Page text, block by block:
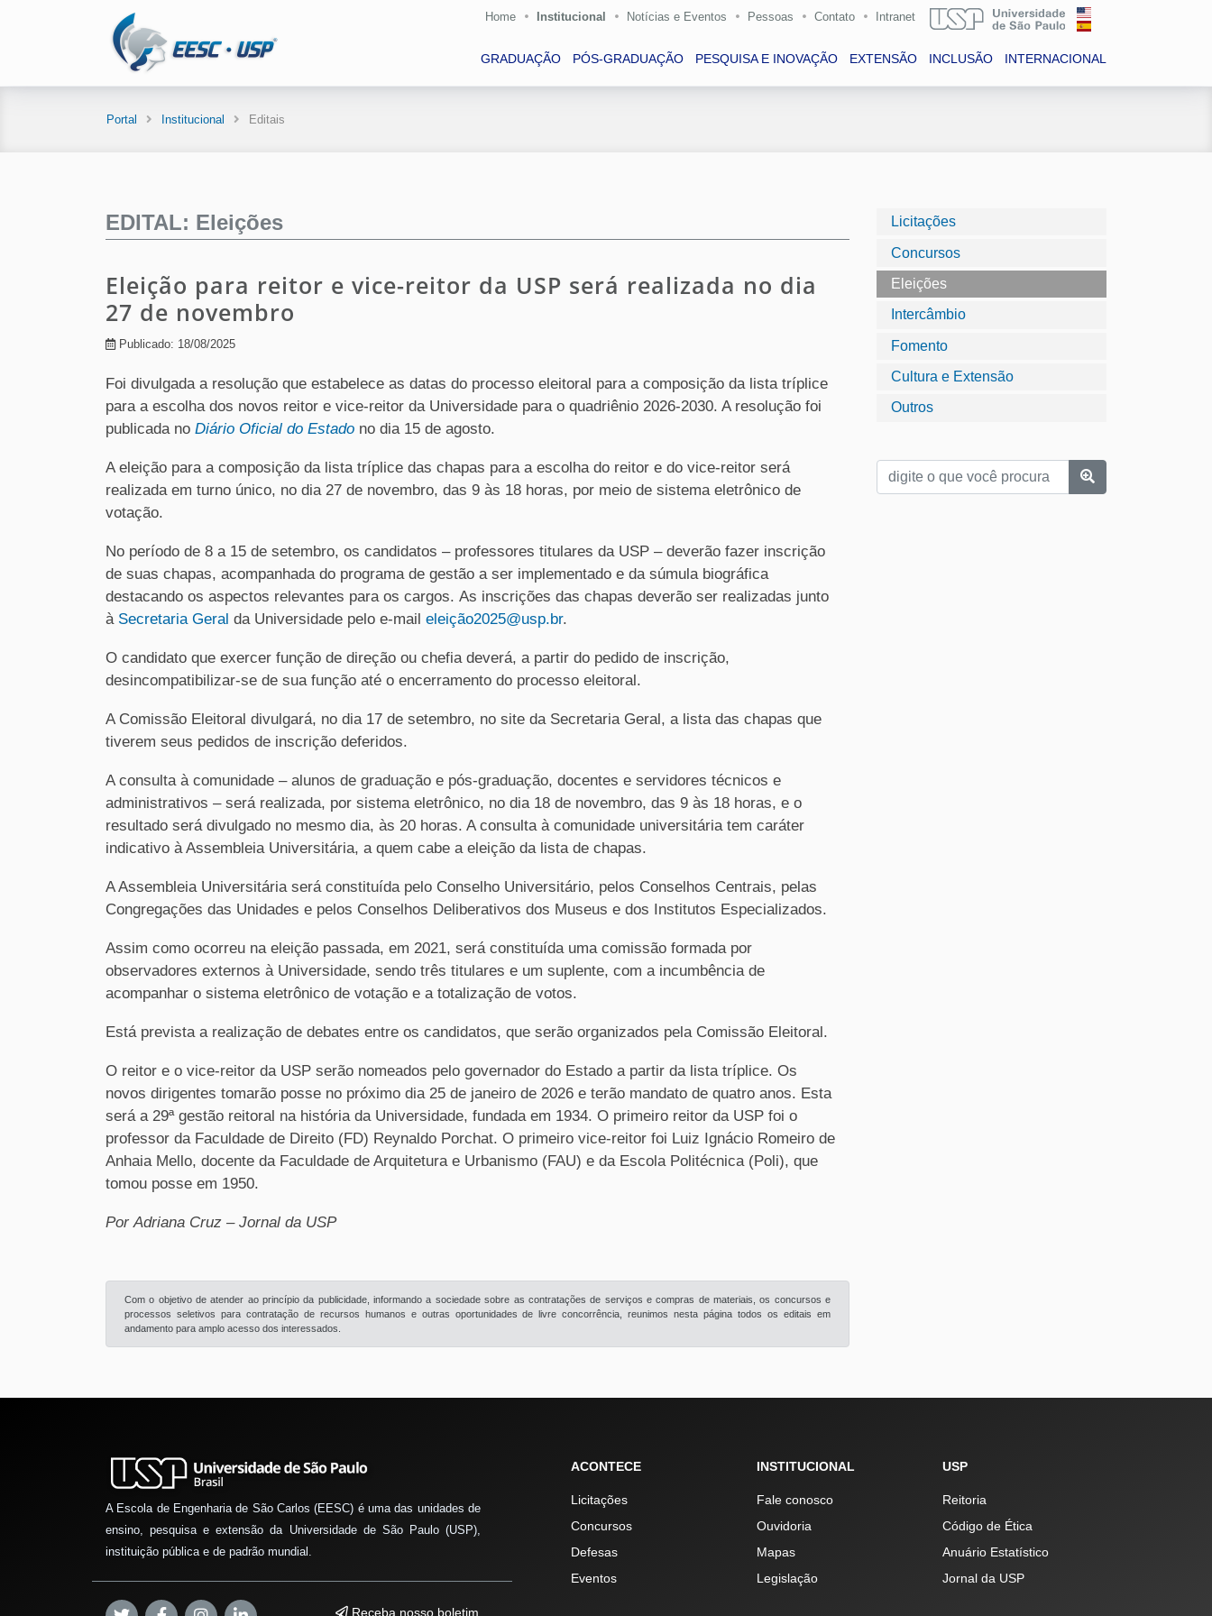
Home Institucional Notícias e Eventos Pessoas Contato Intranet
GRADUAÇÃO PÓS-GRADUAÇÃO PESQUISA E INOVAÇÃO EXTENSÃO INCLUSÃO INTERNACIONAL
Portal Institucional Editais
Licitações
Concursos
Eleições
Intercâmbio
Fomento
Cultura e Extensão
Outros
EDITAL: Eleições
Eleição para reitor e vice-reitor da USP será realizada no dia
27 de novembro
Publicado: 18/08/2025
Foi divulgada a resolução que estabelece as datas do processo eleitoral para a composição da lista tríplice
para a escolha dos novos reitor e vice-reitor da Universidade para o quadriênio 2026-2030. A resolução foi
publicada no Diário Oficial do Estado no dia 15 de agosto.
A eleição para a composição da lista tríplice das chapas para a escolha do reitor e do vice-reitor será
realizada em turno único, no dia 27 de novembro, das 9 às 18 horas, por meio de sistema eletrônico de
votação.
No período de 8 a 15 de setembro, os candidatos – professores titulares da USP – deverão fazer inscrição
de suas chapas, acompanhada do programa de gestão a ser implementado e da súmula biográfica
destacando os aspectos relevantes para os cargos. As inscrições das chapas deverão ser realizadas junto
à Secretaria Geral da Universidade pelo e-mail eleição2025@usp.br.
O candidato que exercer função de direção ou chefia deverá, a partir do pedido de inscrição,
desincompatibilizar-se de sua função até o encerramento do processo eleitoral.
A Comissão Eleitoral divulgará, no dia 17 de setembro, no site da Secretaria Geral, a lista das chapas que
tiverem seus pedidos de inscrição deferidos.
A consulta à comunidade – alunos de graduação e pós-graduação, docentes e servidores técnicos e
administrativos – será realizada, por sistema eletrônico, no dia 18 de novembro, das 9 às 18 horas, e o
resultado será divulgado no mesmo dia, às 20 horas. A consulta à comunidade universitária tem caráter
indicativo à Assembleia Universitária, a quem cabe a eleição da lista de chapas.
A Assembleia Universitária será constituída pelo Conselho Universitário, pelos Conselhos Centrais, pelas
Congregações das Unidades e pelos Conselhos Deliberativos dos Museus e dos Institutos Especializados.
Assim como ocorreu na eleição passada, em 2021, será constituída uma comissão formada por
observadores externos à Universidade, sendo três titulares e um suplente, com a incumbência de
acompanhar o sistema eletrônico de votação e a totalização de votos.
Está prevista a realização de debates entre os candidatos, que serão organizados pela Comissão Eleitoral.
O reitor e o vice-reitor da USP serão nomeados pelo governador do Estado a partir da lista tríplice. Os
novos dirigentes tomarão posse no próximo dia 25 de janeiro de 2026 e terão mandato de quatro anos. Esta
será a 29ª gestão reitoral na história da Universidade, fundada em 1934. O primeiro reitor da USP foi o
professor da Faculdade de Direito (FD) Reynaldo Porchat. O primeiro vice-reitor foi Luiz Ignácio Romeiro de
Anhaia Mello, docente da Faculdade de Arquitetura e Urbanismo (FAU) e da Escola Politécnica (Poli), que
tomou posse em 1950.
Por Adriana Cruz – Jornal da USP
Com o objetivo de atender ao princípio da publicidade, informando a sociedade sobre as contratações de serviços e compras de materiais, os concursos e
processos seletivos para contratação de recursos humanos e outras oportunidades de livre concorrência, reunimos nesta página todos os editais em
andamento para amplo acesso dos interessados.
A Escola de Engenharia de São Carlos (EESC) é uma das unidades de
ensino, pesquisa e extensão da Universidade de São Paulo (USP),
instituição pública e de padrão mundial.
Receba nosso boletim
ACONTECE
Licitações
Concursos
Defesas
Eventos
INSTITUCIONAL
Fale conosco
Ouvidoria
Mapas
Legislação
USP
Reitoria
Código de Ética
Anuário Estatístico
Jornal da USP